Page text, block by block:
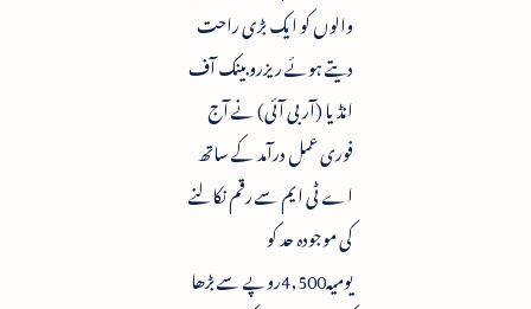
والوں کو ایک بڑی راحت
دیتے ہوئے ریزروبینک آف
انڈیا (آر بی آئی) نے آج
فوری عمل درآمد کے ساتھ
اے ٹی ایم سے رقم نکالنے
کی موجودہ حد کو
یومیہ4,500روپے سے بڑھا